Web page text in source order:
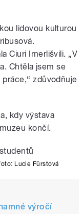
lidovou kulturou
Ciuri Imerlišvili. „V
Chtěla jsem se
zdůvodňuje
kdy výstava
končí.
Lucie Fürstová
výročí